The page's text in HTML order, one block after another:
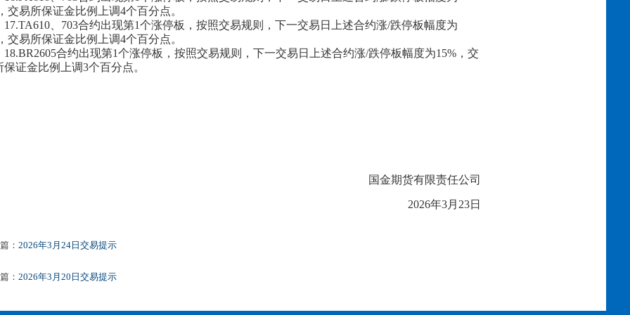
交易所保证金比例上调4个百分点。
17.TA610、703合约出现第1个涨停板，按照交易规则，下一交易日上述合约涨/跌停板幅度为
交易所保证金比例上调4个百分点。
18.BR2605合约出现第1个涨停板，按照交易规则，下一交易日上述合约涨/跌停板幅度为15%，交
保证金比例上调3个百分点。
国金期货有限责任公司
2026年3月 23日
： 2026年3月24日交易提示
： 2026年3月20日交易提示